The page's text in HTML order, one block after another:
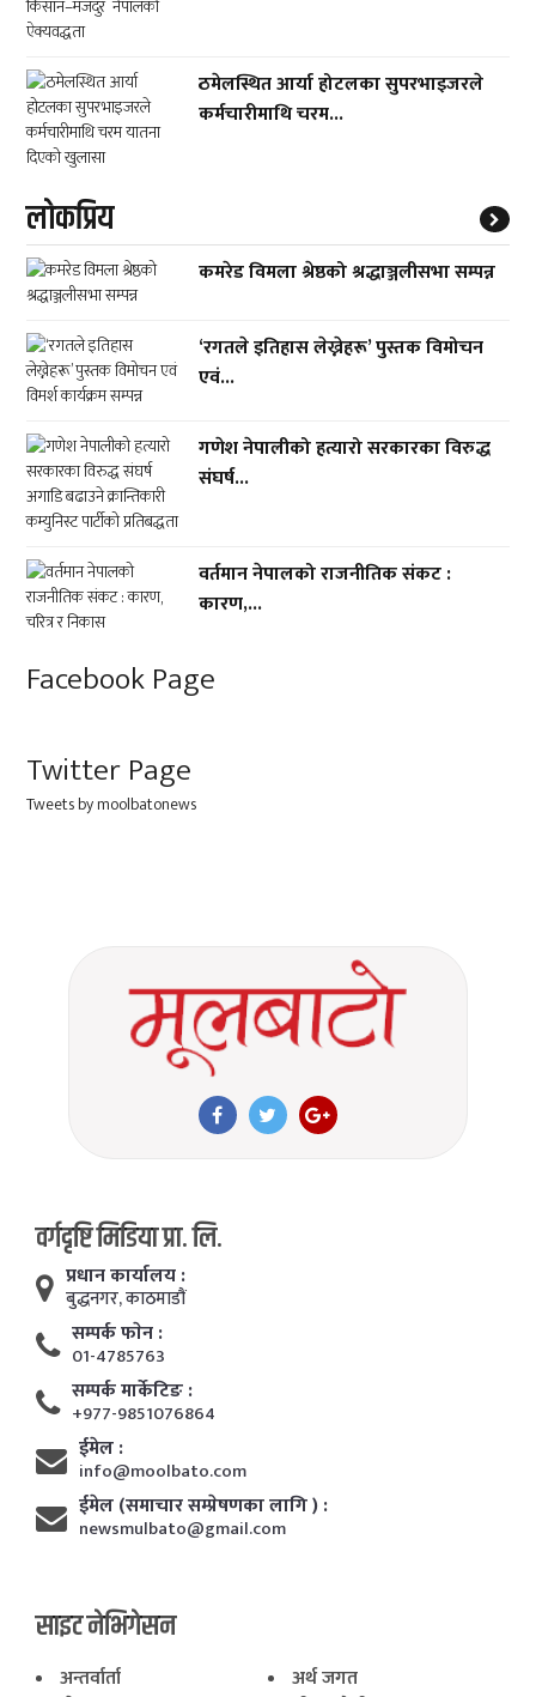
ठमेलस्थित आर्या होटलका सुपरभाइजरले
कर्मचारीमाथि चरम...
लाेकप्रिय
कमरेड विमला श्रेष्ठको श्रद्धाञ्जलीसभा सम्पन्न
‘रगतले इतिहास लेख्नेहरू’ पुस्तक विमोचन
एवं...
गणेश नेपालीको हत्यारो सरकारका विरुद्ध
संघर्ष...
वर्तमान नेपालको राजनीतिक संकट :
कारण,...
Facebook Page
Twitter Page
Tweets by moolbatonews
वर्गदृष्टि मिडिया प्रा. लि.
प्रधान कार्यालय :
बुद्धनगर, काठमाडाैं
सम्पर्क फाेन :
01-4785763
सम्पर्क मार्केटिङ :
+977-9851076864
ईमेल :
info@moolbato.com
ईमेल (समाचार सम्प्रेषणका लागि ) :
newsmulbato@gmail.com
साइट नेभिगेसन
अन्तर्वार्ता
अर्थ जगत